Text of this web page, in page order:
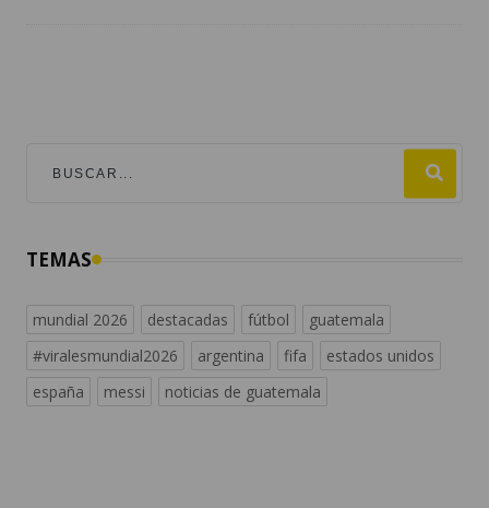
TEMAS
mundial 2026 destacadas fútbol
guatemala
#viralesmundial2026
argentina fifa
estados unidos
españa
messi noticias de guatemala